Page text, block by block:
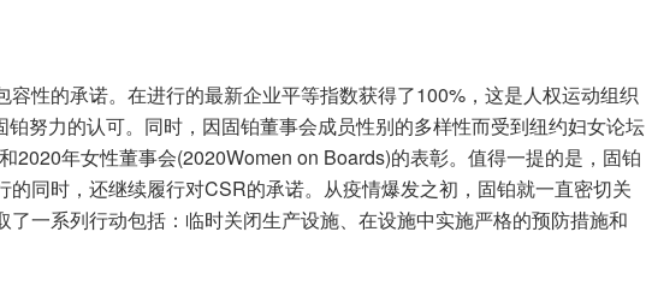
容性的承诺。在进行的最新企业平等指数获得了100%，这是人权运动组织
努力的认可。同时，因固铂董事会成员性别的多样性而受到纽约妇女论坛
2020年女性董事会(2020Women on Boards)的表彰。值得一提的是，固铂
的同时，还继续履行对CSR的承诺。从疫情爆发之初，固铂就一直密切关
了一系列行动包括：临时关闭生产设施、在设施中实施严格的预防措施和